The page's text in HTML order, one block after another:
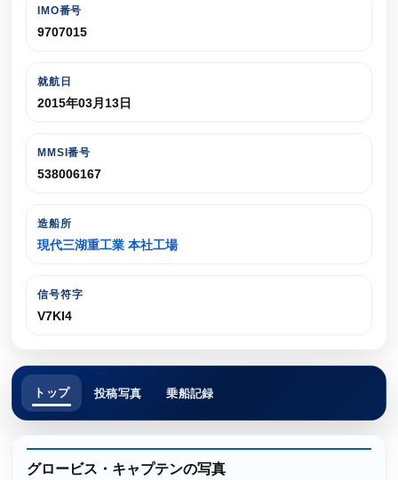
IMO番号
9707015
就航日
2015年03月13日
MMSI番号
538006167
造船所
現代三湖重工業 本社工場
信号符字
V7KI4
トップ 投稿写真 乗船記録
グロービス・キャプテンの写真